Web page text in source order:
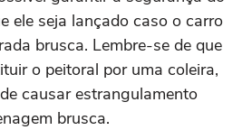
ele seja lançado caso o carro
brusca. Lembre-se de que
o peitoral por uma coleira,
causar estrangulamento
brusca.